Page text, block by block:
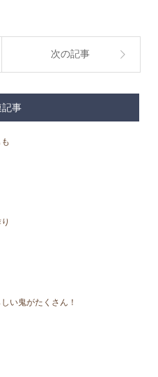
次の記事
記事
い鬼がたくさん！